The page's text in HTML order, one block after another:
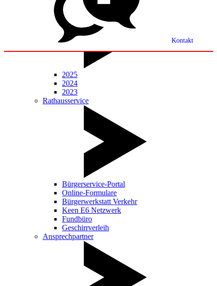
Kontakt
2025
2024
2023
Rathausservice
Bürgerservice-Portal
Online-Formulare
Bürgerwerkstatt Verkehr
Keen E6 Netzwerk
Fundbüro
Geschirrverleih
Ansprechpartner